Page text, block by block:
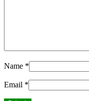
Name *
Email *